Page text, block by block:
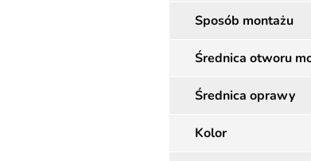
Sposób montażu
Średnica otworu
Średnica oprawy
Kolor